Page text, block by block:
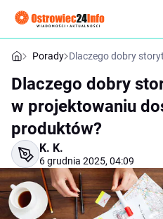
Porady Dlaczego dobry
Dlaczego dobry
w projektowaniu
produktów?
K. K.
6 grudnia 2025, 04:09